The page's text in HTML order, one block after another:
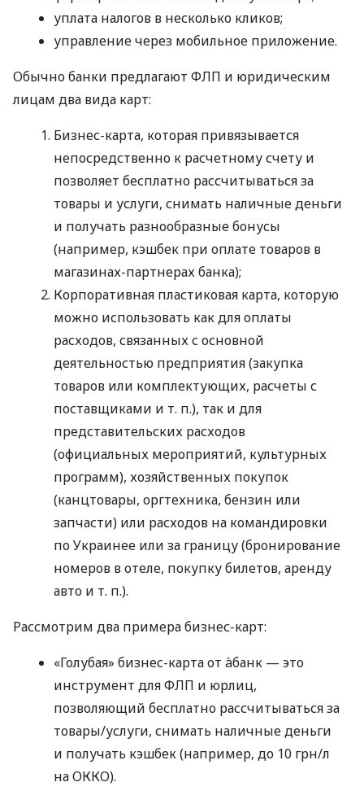
уплата налогов в несколько кликов;
управление через мобильное приложение.
Обычно банки предлагают ФЛП и юридическим
лицам два вида карт:
Бизнес-карта, которая привязывается
непосредственно к расчетному счету и
позволяет бесплатно рассчитываться за
товары и услуги, снимать наличные деньги
и получать разнообразные бонусы
(например, кэшбек при оплате товаров в
магазинах-партнерах банка);
Корпоративная пластиковая карта, которую
можно использовать как для оплаты
расходов, связанных с основной
деятельностью предприятия (закупка
товаров или комплектующих, расчеты с
поставщиками и т. п.), так и для
представительских расходов
(официальных мероприятий, культурных
программ), хозяйственных покупок
(канцтовары, оргтехника, бензин или
запчасти) или расходов на командировки
по Украинее или за границу (бронирование
номеров в отеле, покупку билетов, аренду
авто и т. п.).
Рассмотрим два примера бизнес-карт:
«Голубая» бизнес-карта от àбанк — это
инструмент для ФЛП и юрлиц,
позволяющий бесплатно рассчитываться за
товары/услуги, снимать наличные деньги
и получать кэшбек (например, до 10 грн/л
на ОККО).